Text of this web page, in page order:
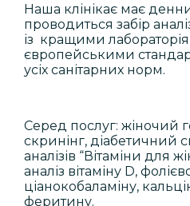
Наша клінікає має
проводиться забір
із кращими
європейськими
усіх санітарних норм.
Серед послуг: жіночий
скринінг, діабетичний
аналізів “Вітаміни для
аналіз вітаміну D,
ціанокобаламіну,
феритину.